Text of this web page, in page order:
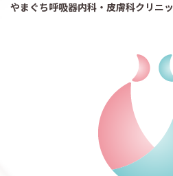
やまぐち呼吸器内科・皮膚科クリニ